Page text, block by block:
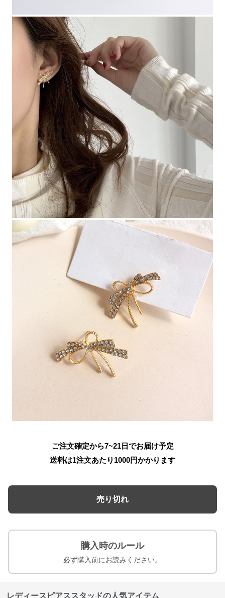
ご注文確定から7~21日でお届け予定
送料は1注文あたり 1000円かかります
売り切れ
購入時のルール
必ず購入前にお読みください。
レディースピアススタッドの人気アイテム